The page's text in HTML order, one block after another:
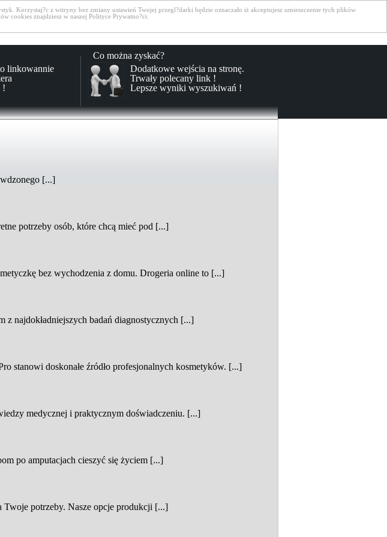
Korzystaj?c z witryny bez zmiany ustawień Twojej przegl?darki będzie oznaczało iż akceptujesz umieszczenie tych plików
cookies znajdziesz w naszej Polityce Prywatno?ci.
linkowannie
!
Co można zyskać?
Dodatkowe wejścia na stronę.
Trwały polecany link !
Lepsze wyniki wyszukiwań !
[...]
potrzeby osób, które chcą mieć pod [...]
bez wychodzenia z domu. Drogeria online to [...]
z najdokładniejszych badań diagnostycznych [...]
stanowi doskonałe źródło profesjonalnych kosmetyków. [...]
medycznej i praktycznym doświadczeniu. [...]
po amputacjach cieszyć się życiem [...]
Twoje potrzeby. Nasze opcje produkcji [...]